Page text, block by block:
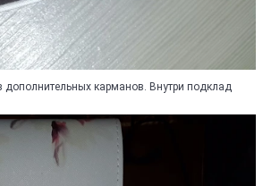
дополнительных карманов. Внутри подклад